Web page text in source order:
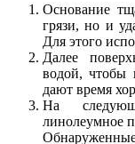
Основание
грязи, но и
Для этого
Далее
водой, чтобы
дают время
На
линолеумное